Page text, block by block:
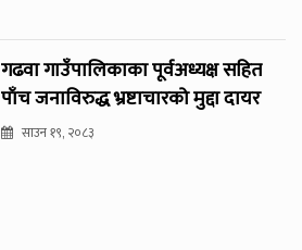
गढवा गाउँपालिकाका पूर्वअध्यक्ष सहित
पाँच जनाविरुद्ध भ्रष्टाचारको मुद्दा दायर
साउन १९, २०८३